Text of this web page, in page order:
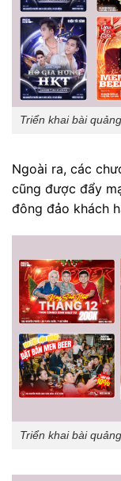
Triển khai bài
Ngoài ra, các
cũng được đẩy
đông đảo khách
Triển khai bài